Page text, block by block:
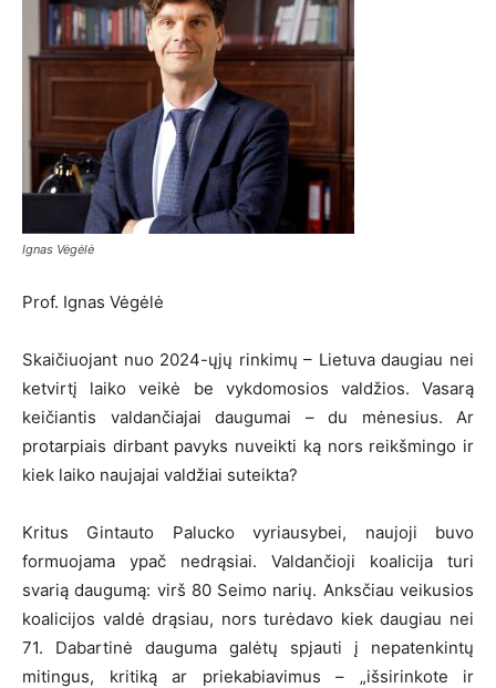
Ignas Vėgėlė
Prof. Ignas Vėgėlė
Skaičiuojant nuo 2024-ųjų rinkimų – Lietuva daugiau nei
ketvirtį laiko veikė be vykdomosios valdžios. Vasarą
keičiantis valdančiajai daugumai – du mėnesius. Ar
protarpiais dirbant pavyks nuveikti ką nors reikšmingo ir
kiek laiko naujajai valdžiai suteikta?
Kritus Gintauto Palucko vyriausybei, naujoji buvo
formuojama ypač nedrąsiai. Valdančioji koalicija turi
svarią daugumą: virš 80 Seimo narių. Anksčiau veikusios
koalicijos valdė drąsiau, nors turėdavo kiek daugiau nei
71. Dabartinė dauguma galėtų spjauti į nepatenkintų
mitingus, kritiką ar priekabiavimus – „išsirinkote ir